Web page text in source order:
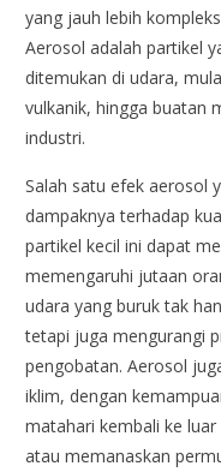
yang jauh lebih
Aerosol adalah partikel
ditemukan di udara,
vulkanik, hingga buatan
industri.
Salah satu efek aerosol
dampaknya terhadap
partikel kecil ini dapat
memengaruhi jutaan
udara yang buruk tak
tetapi juga mengurangi
pengobatan. Aerosol
iklim, dengan
matahari kembali ke
atau memanaskan